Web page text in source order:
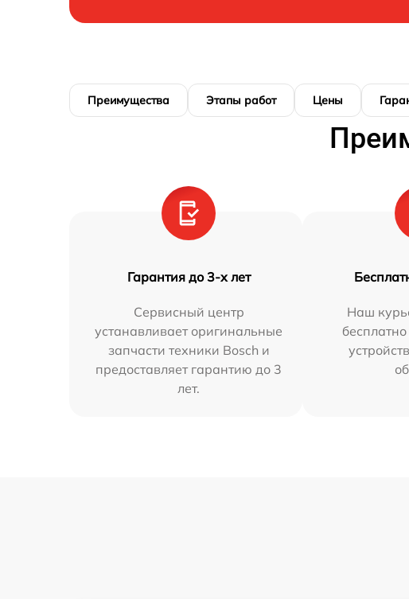
Преимущества Этапы работ Цены
Гарантия до 3-х лет
Сервисный центр
устанавливает оригинальные
запчасти техники Bosch и
предоставляет гарантию до 3
лет.
Наш